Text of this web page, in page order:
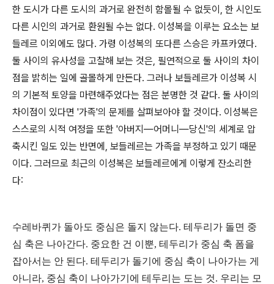
한 도시가 다른 도시의 과거로 완전히 함몰될 수 없듯이, 한 시인도
다른 시인의 과거로 환원될 수는 없다. 이성복을 이루는 요소는 보
들레르 이외에도 많다. 가령 이성복의 또다른 스승은 카프카였다.
둘 사이의 유사성을 고찰해 보는 것은, 필연적으로 둘 사이의 차이
점을 밝히는 일에 골몰하게 만든다. 그러나 보들레르가 이성복 시
의 기본적 토양을 마련해주었다는 점은 분명한 것 같다. 둘 사이의
차이점이 있다면 '가족'의 문제를 살펴보아야 할 것이다. 이성복은
스스로의 시적 여정을 또한 '아버지―어머니―당신'의 세계로 압
축시킨 일도 있는 반면에, 보들레르는 가족을 부정하고 있기 때문
이다. 그러므로 최근의 이성복은 보들레르에게 이렇게 잔소리한
다:
수레바퀴가 돌아도 중심은 돌지 않는다. 테두리가 돌면 중
심 축은 나아간다. 중요한 건 이뿐, 테두리가 중심 축 폼을
잡아서는 안 된다. 테두리가 돌기에 중심 축이 나아가는 게
아니라, 중심 축이 나아가기에 테두리는 도는 것. 우리는 모